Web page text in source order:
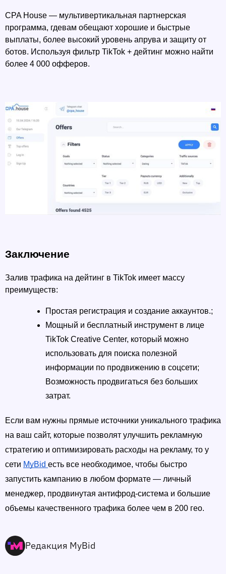
CPA House — мультивертикальная партнерская
программа, гдевам обещают хорошие и быстрые
выплаты, более высокий уровень апрува и защиту от
ботов. Используя фильтр TikTok + дейтинг можно найти
более 4 000 офферов.
Заключение
Залив трафика на дейтинг в TikTok имеет массу
преимуществ:
Простая регистрация и создание аккаунтов.;
Мощный и бесплатный инструмент в лице
TikTok Creative Center, который можно
использовать для поиска полезной
информации по продвижению в соцсети;
Возможность продвигаться без больших
затрат.
Если вам нужны прямые источники уникального трафика
на ваш сайт, которые позволят улучшить рекламную
стратегию и оптимизировать расходы на рекламу, то у
сети MyBid есть все необходимое, чтобы быстро
запустить кампанию в любом формате — личный
менеджер, продвинутая антифрод-система и большие
объемы качественного трафика более чем в 200 гео.
Редакция MyBid